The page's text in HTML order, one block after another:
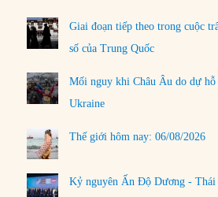
Giai đoạn tiếp theo trong cuộc
số của Trung Quốc
Mối nguy khi Châu Âu do dự
Ukraine
Thế giới hôm nay: 06/08/2026
Kỷ nguyên Ấn Độ Dương -